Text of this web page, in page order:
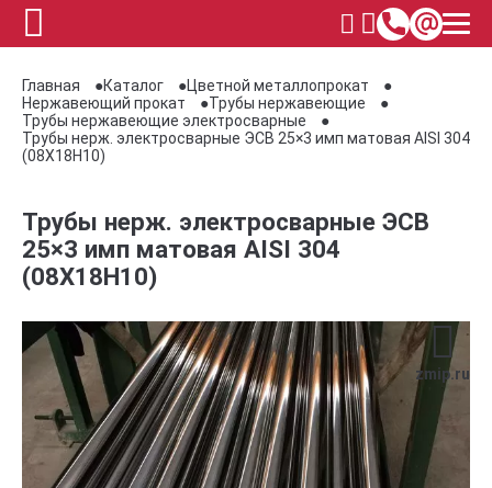
Главная Каталог
Цветной металлопрокат
Нержавеющий прокат
Трубы нержавеющие
Трубы нержавеющие электросварные
Трубы нерж. электросварные ЭСВ 25×3 имп матовая AISI 304
(08Х18Н10)
Трубы нерж. электросварные ЭСВ
25×3 имп матовая AISI 304
(08Х18Н10)
zmip.ru